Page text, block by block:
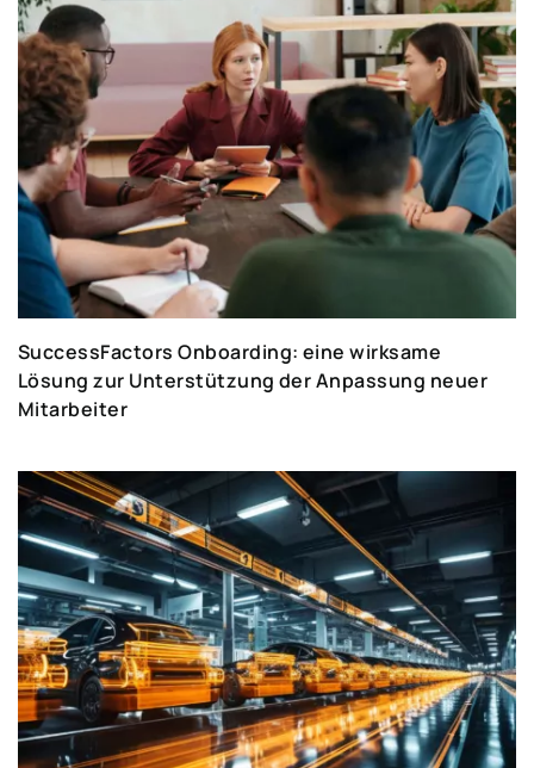
SuccessFactors Onboarding: eine wirksame
Lösung zur Unterstützung der Anpassung neuer
Mitarbeiter